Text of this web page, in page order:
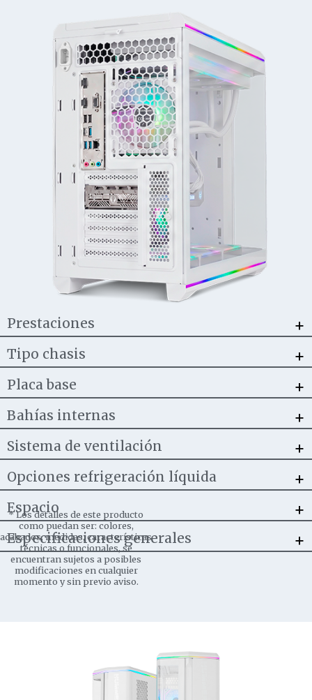
Prestaciones +
Tipo chasis +
Placa base +
Bahías internas +
Sistema de ventilación +
Opciones refrigeración líquida +
Espacio +
Especificaciones generales +
*Los detalles de este producto
como puedan ser: colores,
acabados, medidas, características
técnicas o funcionales, se
encuentran sujetos a posibles
modificaciones en cualquier
momento y sin previo aviso.